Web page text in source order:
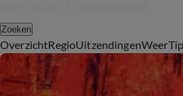
Zoeken
OverzichtRegioUitzendingenWeer